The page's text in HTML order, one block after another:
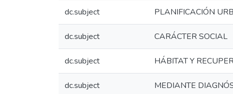
dc.subject PLANIFICACIÓN
dc.subject CARÁCTER SOCIAL
dc.subject HÁBITAT Y
dc.subject MEDIANTE